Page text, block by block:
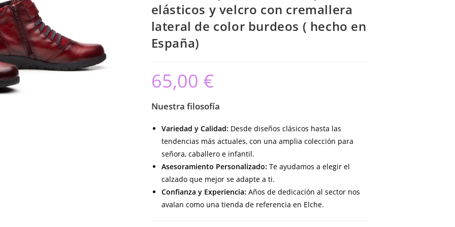
elásticos y velcro con cremallera
lateral de color burdeos ( hecho en
España)
65,00 €
Nuestra filosofía
Variedad y Calidad: Desde diseños clásicos hasta las
tendencias más actuales, con una amplia colección para
señora, caballero e infantil.
Asesoramiento Personalizado: Te ayudamos a elegir el
calzado que mejor se adapte a ti.
Confianza y Experiencia: Años de dedicación al sector nos
avalan como una tienda de referencia en Elche.